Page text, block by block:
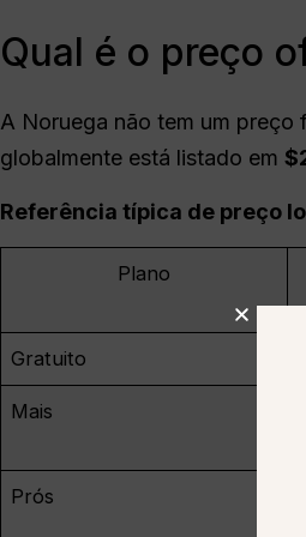
Qual é o preço
A Noruega não tem um preço
globalmente está listado em
Referência típica de preço
Plano
Gratuito
Mais
Prós